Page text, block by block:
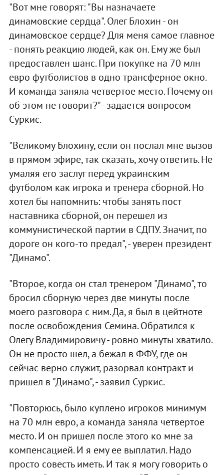
"Вот мне говорят: "Вы назначаете
динамовские сердца". Олег Блохин - он
динамовское сердце? Для меня самое главное
- понять реакцию людей, как он. Ему же был
предоставлен шанс. При покупке на 70 млн
евро футболистов в одно трансферное окно.
И команда заняла четвертое место. Почему он
об этом не говорит?" - задается вопросом
Суркис.
"Великому Блохину, если он послал мне вызов
в прямом эфире, так сказать, хочу ответить. Не
умаляя его заслуг перед украинским
футболом как игрока и тренера сборной. Но
хотел бы напомнить: чтобы занять пост
наставника сборной, он перешел из
коммунистической партии в СДПУ. Значит, по
дороге он кого-то предал", - уверен президент
"Динамо".
"Второе, когда он стал тренером "Динамо", то
бросил сборную через две минуты после
моего разговора с ним. Да, я был в цейтноте
после освобождения Семина. Обратился к
Олегу Владимировичу - ровно минуты хватило.
Он не просто шел, а бежал в ФФУ, где он
сейчас верно служит, разорвал контракт и
пришел в "Динамо", - заявил Суркис.
"Повторюсь, было куплено игроков минимум
на 70 млн евро, а команда заняла четвертое
место. И он пришел после этого ко мне за
компенсацией. И я ему ее выплатил. Надо
просто совесть иметь. И так я могу говорить о